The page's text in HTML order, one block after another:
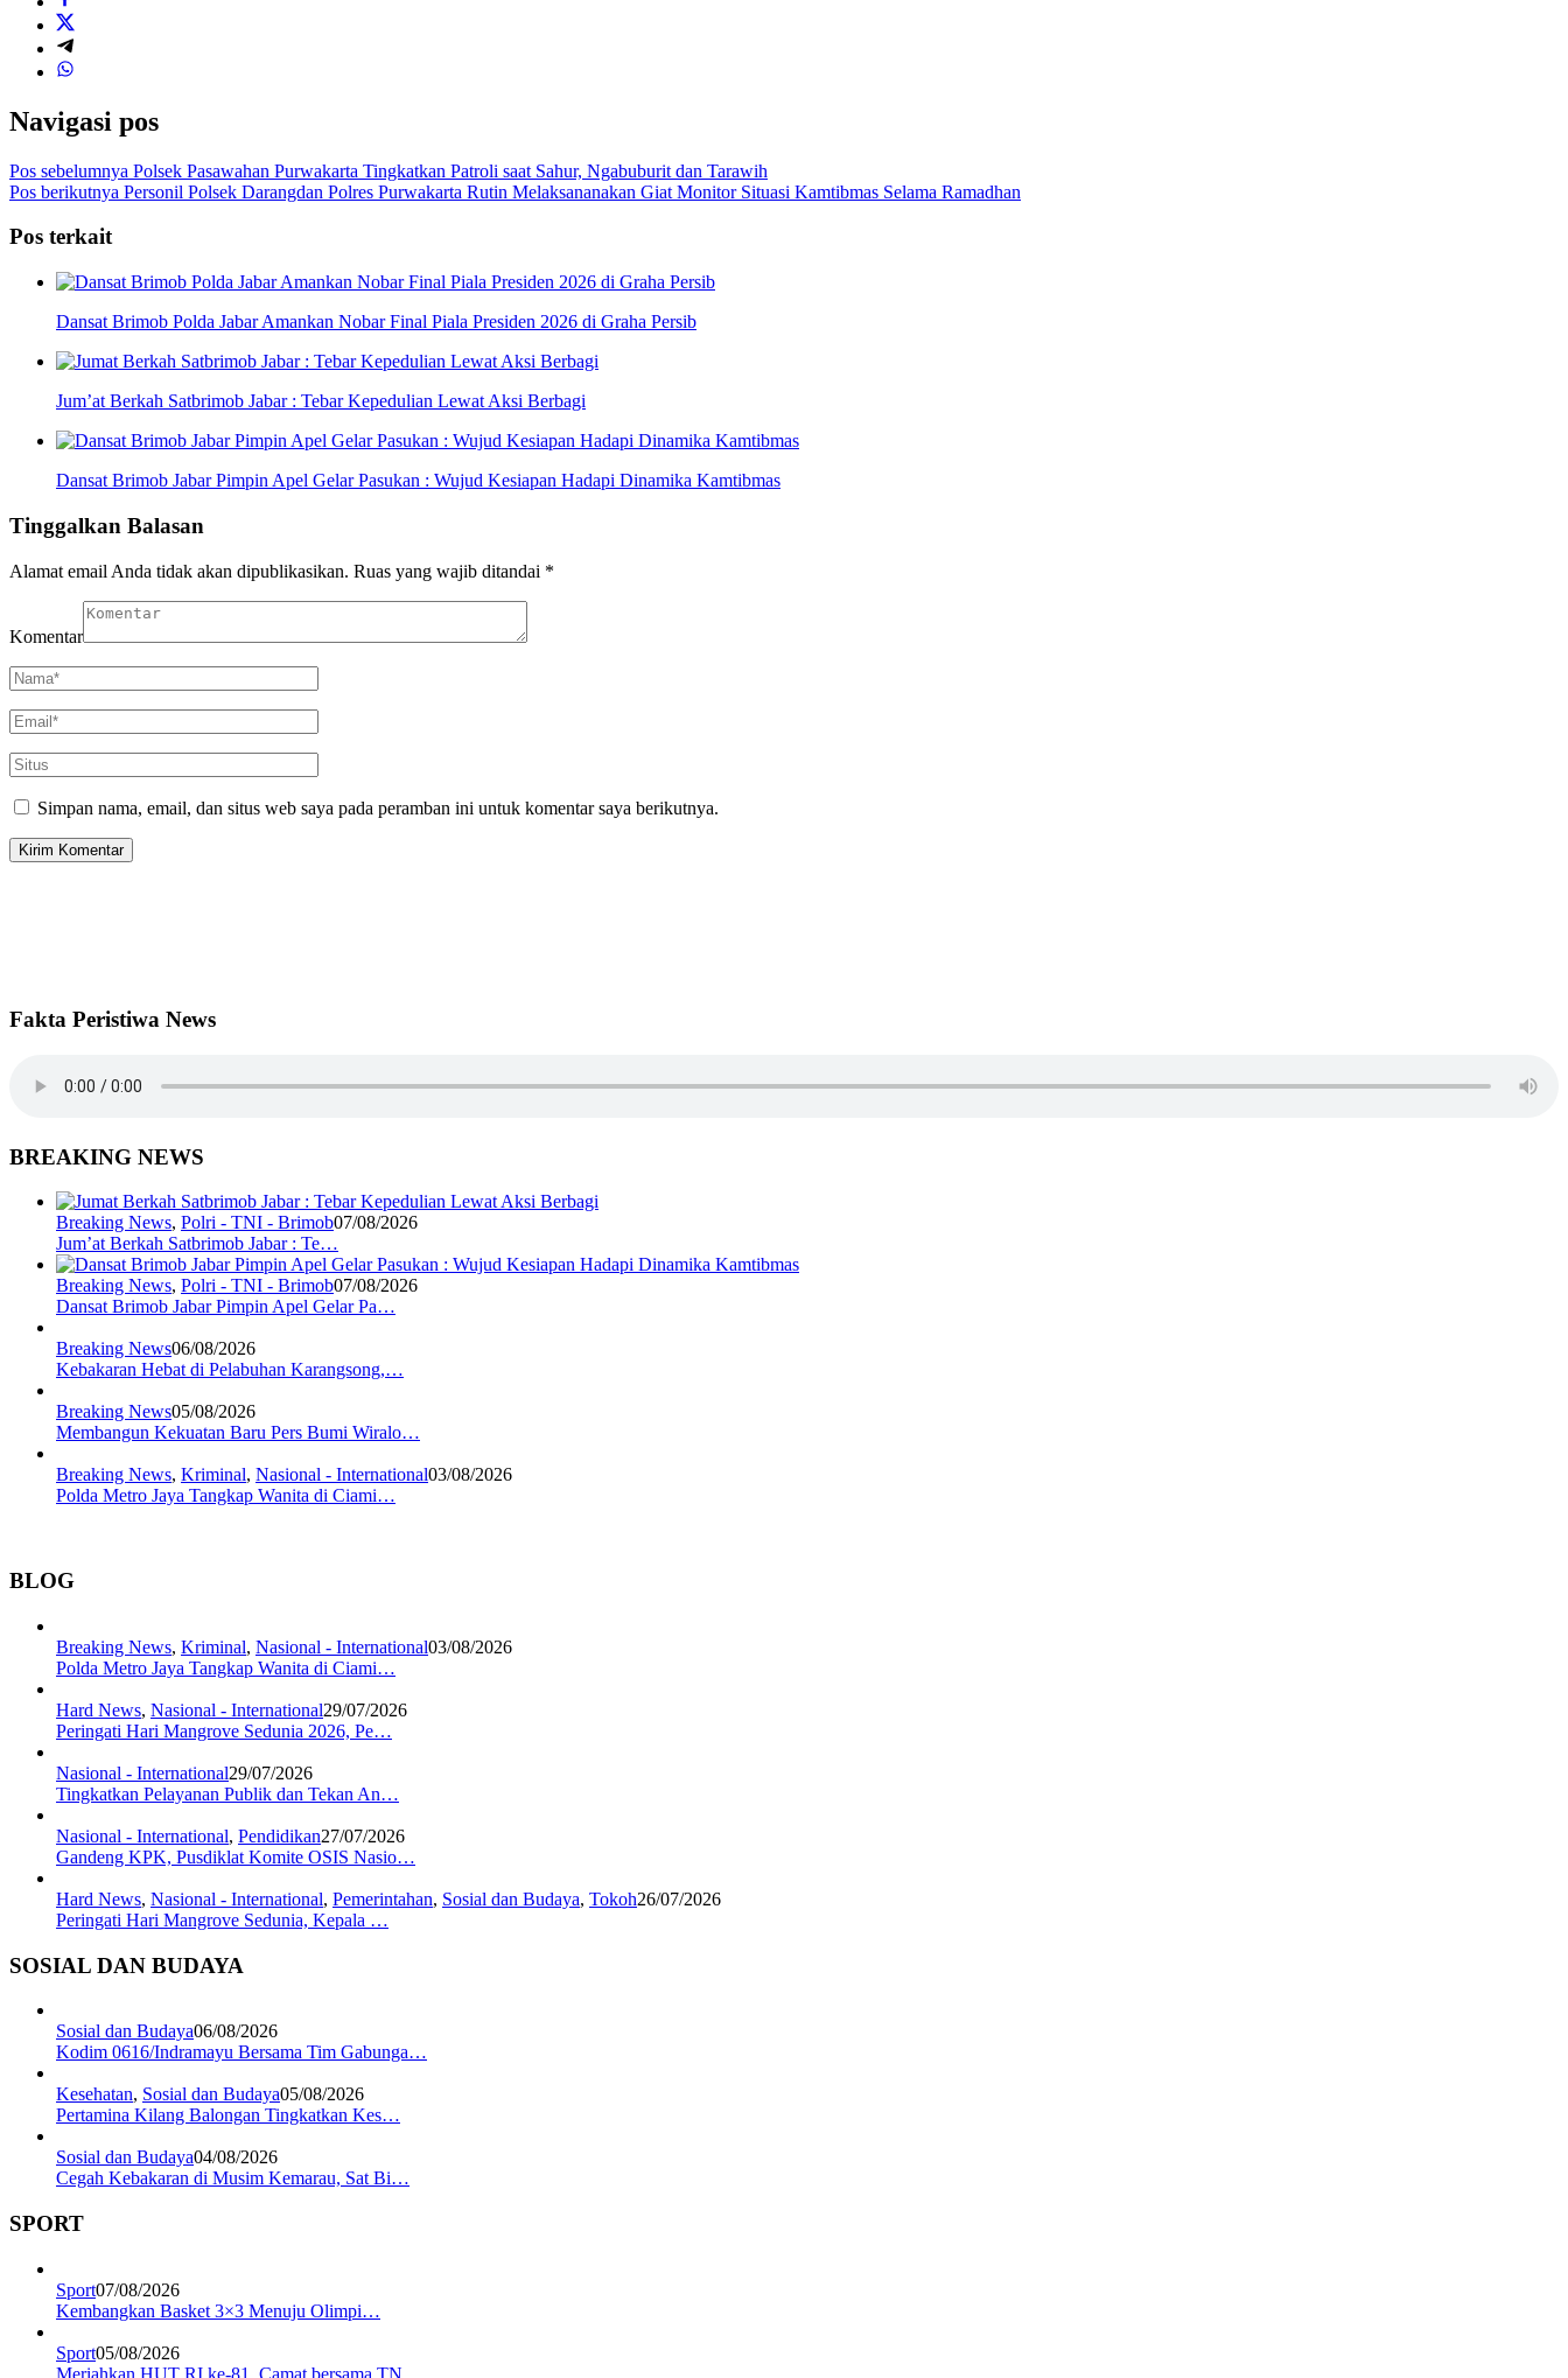
Navigasi pos
Pos sebelumnya Polsek Pasawahan Purwakarta Tingkatkan Patroli saat Sahur, Ngabuburit dan Tarawih
Pos berikutnya Personil Polsek Darangdan Polres Purwakarta Rutin Melaksananakan Giat Monitor Situasi Kamtibmas Selama Ramadhan
Pos terkait
Dansat Brimob Polda Jabar Amankan Nobar Final Piala Presiden 2026 di Graha Persib
Jum’at Berkah Satbrimob Jabar : Tebar Kepedulian Lewat Aksi Berbagi
Dansat Brimob Jabar Pimpin Apel Gelar Pasukan : Wujud Kesiapan Hadapi Dinamika Kamtibmas
Tinggalkan Balasan
Alamat email Anda tidak akan dipublikasikan. Ruas yang wajib ditandai *
Komentar
Simpan nama, email, dan situs web saya pada peramban ini untuk komentar saya berikutnya.
Fakta Peristiwa News
BREAKING NEWS
Breaking News, Polri - TNI - Brimob07/08/2026
Jum’at Berkah Satbrimob Jabar : Te…
Breaking News, Polri - TNI - Brimob07/08/2026
Dansat Brimob Jabar Pimpin Apel Gelar Pa…
Breaking News06/08/2026
Kebakaran Hebat di Pelabuhan Karangsong,…
Breaking News05/08/2026
Membangun Kekuatan Baru Pers Bumi Wiralo…
Breaking News, Kriminal, Nasional - International03/08/2026
Polda Metro Jaya Tangkap Wanita di Ciami…
BLOG
Breaking News, Kriminal, Nasional - International03/08/2026
Polda Metro Jaya Tangkap Wanita di Ciami…
Hard News, Nasional - International29/07/2026
Peringati Hari Mangrove Sedunia 2026, Pe…
Nasional - International29/07/2026
Tingkatkan Pelayanan Publik dan Tekan An…
Nasional - International, Pendidikan27/07/2026
Gandeng KPK, Pusdiklat Komite OSIS Nasio…
Hard News, Nasional - International, Pemerintahan, Sosial dan Budaya, Tokoh26/07/2026
Peringati Hari Mangrove Sedunia, Kepala …
SOSIAL DAN BUDAYA
Sosial dan Budaya06/08/2026
Kodim 0616/Indramayu Bersama Tim Gabunga…
Kesehatan, Sosial dan Budaya05/08/2026
Pertamina Kilang Balongan Tingkatkan Kes…
Sosial dan Budaya04/08/2026
Cegah Kebakaran di Musim Kemarau, Sat Bi…
SPORT
Sport07/08/2026
Kembangkan Basket 3×3 Menuju Olimpi…
Sport05/08/2026
Meriahkan HUT RI ke-81, Camat bersama TN…